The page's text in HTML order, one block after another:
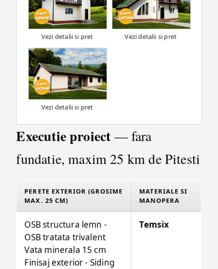
Executie proiect — fara
fundatie, maxim 25 km de Pitesti
PERETE EXTERIOR (GROSIME
MAX. 25 CM)
MATERIALE SI
MANOPERA
OSB structura lemn -
OSB tratata trivalent
Vata minerala 15 cm
Finisaj exterior - Siding
Temsix
Vezi detalii si pret Vezi detalii si pret
Vezi detalii si pret